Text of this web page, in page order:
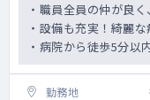
・職員全員の仲が良
・設備も充実！綺麗な
・病院から徒歩5分以
勤務地